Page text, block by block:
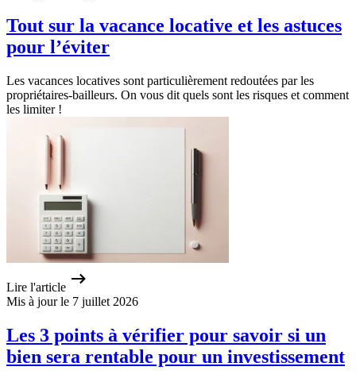
Tout sur la vacance locative et les astuces
pour l’éviter
Les vacances locatives sont particulièrement redoutées par les
propriétaires-bailleurs. On vous dit quels sont les risques et comment
les limiter !
Lire l'article
Mis à jour le 7 juillet 2026
Les 3 points à vérifier pour savoir si un
bien sera rentable pour un investissement